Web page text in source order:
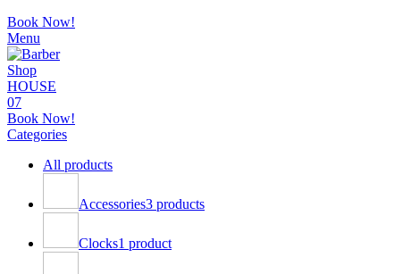
Book Now!
Menu
Book Now!
Categories
All products
Accessories3 products
Clocks1 product